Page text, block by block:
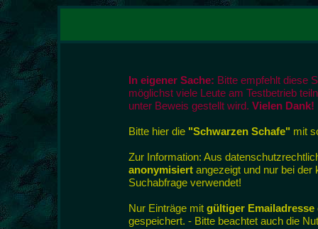
In eigener Sache: Bitte empfehlt diese
möglichst viele Leute am Testbetrieb
unter Beweis gestellt wird. Vielen Dank!
Bitte hier die "Schwarzen Schafe" mit
Zur Information: Aus
anonymisiert angezeigt und nur bei der
Suchabfrage verwendet!
Nur Einträge mit gültiger Emailadresse
gespeichert. - Bitte beachtet auch die